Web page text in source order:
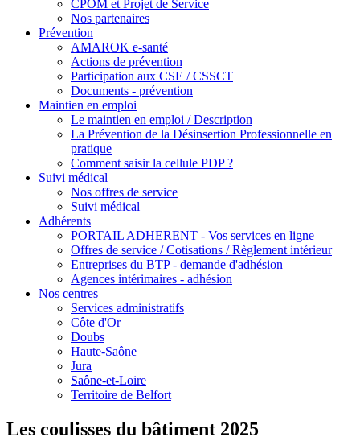
CPOM et Projet de Service
Nos partenaires
Prévention
AMAROK e-santé
Actions de prévention
Participation aux CSE / CSSCT
Documents - prévention
Maintien en emploi
Le maintien en emploi / Description
La Prévention de la Désinsertion Professionnelle en
pratique
Comment saisir la cellule PDP ?
Suivi médical
Nos offres de service
Suivi médical
Adhérents
PORTAIL ADHERENT - Vos services en ligne
Offres de service / Cotisations / Règlement intérieur
Entreprises du BTP - demande d'adhésion
Agences intérimaires - adhésion
Nos centres
Services administratifs
Côte d'Or
Doubs
Haute-Saône
Jura
Saône-et-Loire
Territoire de Belfort
Les coulisses du bâtiment 2025